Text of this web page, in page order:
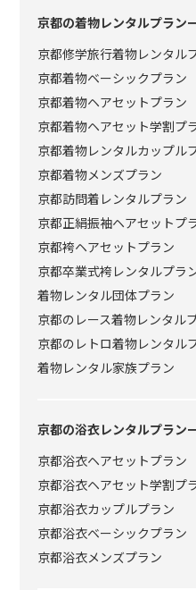
京都の着物レンタルプラン
京都修学旅行着物レンタル
京都着物ベーシックプラン
京都着物ヘアセットプラン
京都着物ヘアセット学割プ
京都着物レンタルカップル
京都着物メンズプラン
京都訪問着レンタルプラン
京都正絹振袖ヘアセットプ
京都袴ヘアセットプラン
京都卒業式袴レンタルプラ
着物レンタル団体プラン
京都のレース着物レンタル
京都のレトロ着物レンタル
着物レンタル家族プラン
京都の浴衣レンタルプラン
京都浴衣ヘアセットプラン
京都浴衣ヘアセット学割プ
京都浴衣カップルプラン
京都浴衣ベーシックプラン
京都浴衣メンズプラン